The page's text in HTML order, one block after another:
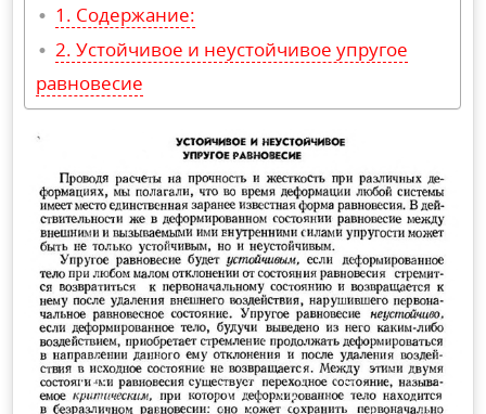
Содержание:
Устойчивое и неустойчивое упругое
равновесие